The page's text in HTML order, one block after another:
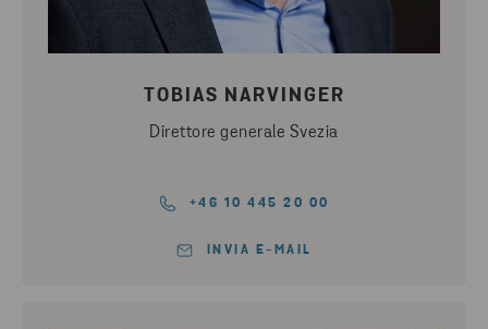
TOBIAS NARVINGER
Direttore generale Svezia
+46 10 445 20 00
INVIA E-MAIL